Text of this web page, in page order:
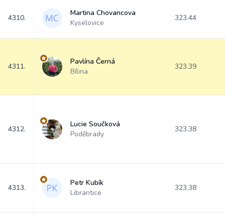
4310.
Martina Chovancova
Kyselovice
323.44
4311.
Pavlína Černá
Bílina
323.39
4312.
Lucie Součková
Poděbrady
323.38
4313.
Petr Kubík
Librantice
323.38